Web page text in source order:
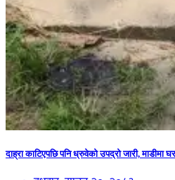
दाह्रा काटिएपछि पनि ध्रुवेको उपद्रो जारी, माडीमा